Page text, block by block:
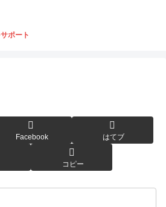
ポート
Facebook はてブ
コピー